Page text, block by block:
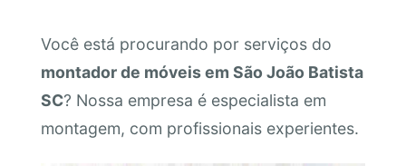
Você está procurando por serviços do
montador de móveis em São João Batista
SC? Nossa empresa é especialista em
montagem, com profissionais experientes.